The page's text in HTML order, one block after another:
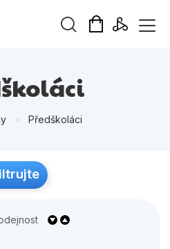
Předškoláci